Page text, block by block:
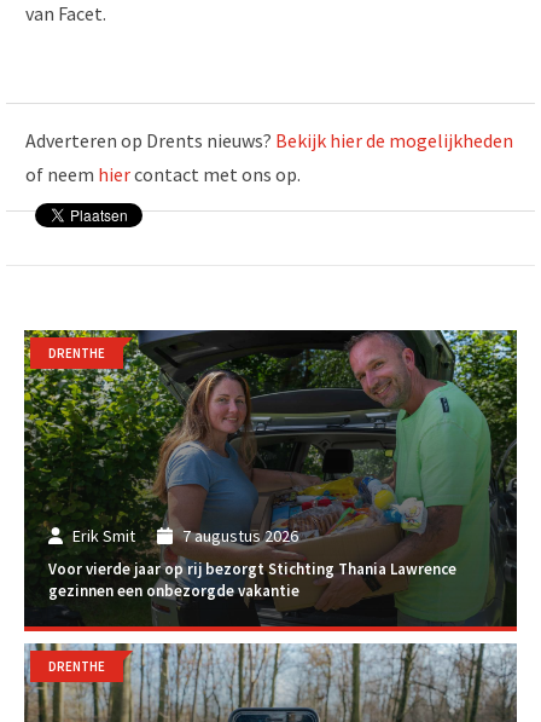
van Facet.
Adverteren op Drents nieuws? Bekijk hier de mogelijkheden
of neem hiercontact met ons op.
Erik Smit 7 augustus 2026
Voor vierde jaar op rij bezorgt Stichting Thania Lawrence
gezinnen een onbezorgde vakantie
DRENTHE
DRENTHE